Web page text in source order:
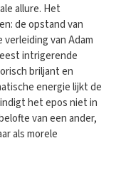
allure. Het
de opstand van
van Adam
intrigerende
briljant en
energie lijkt de
het epos niet in
van een ander,
als morele